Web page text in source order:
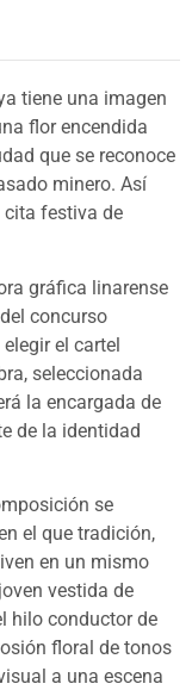
tiene una imagen
flor encendida
que se reconoce
minero. Así
cita festiva de
gráfica linarense
concurso
el cartel
seleccionada
la encargada de
de la identidad
se
el que tradición,
en un mismo
vestida de
hilo conductor de
floral de tonos
a una escena